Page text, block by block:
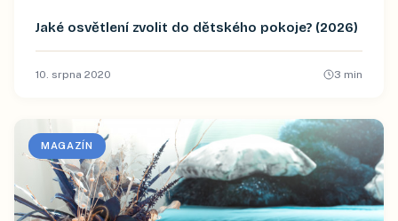
Jaké osvětlení zvolit do dětského pokoje? (2026)
10. srpna 2020 3 min
MAGAZÍN